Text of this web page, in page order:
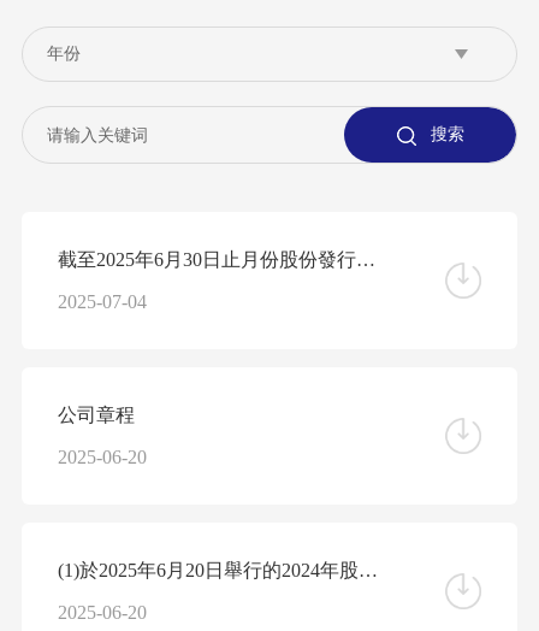
截至2025年6月30日止月份股份發行人的證券變動月報表
2025-07-04
公司章程
2025-06-20
(1)於2025年6月20日舉行的2024年股東周年大會投票表決結果；及(2)修訂公司章程
2025-06-20